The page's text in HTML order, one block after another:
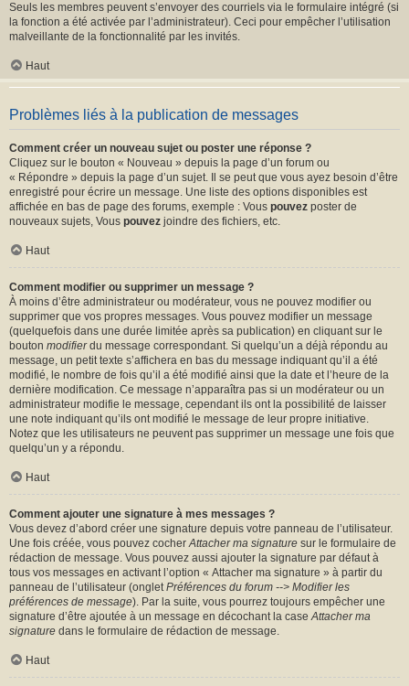
Seuls les membres peuvent s’envoyer des courriels via le formulaire intégré (si
la fonction a été activée par l’administrateur). Ceci pour empêcher l’utilisation
malveillante de la fonctionnalité par les invités.
Haut
Problèmes liés à la publication de messages
Comment créer un nouveau sujet ou poster une réponse ?
Cliquez sur le bouton « Nouveau » depuis la page d’un forum ou
« Répondre » depuis la page d’un sujet. Il se peut que vous ayez besoin d’être
enregistré pour écrire un message. Une liste des options disponibles est
affichée en bas de page des forums, exemple : Vous pouvez poster de
nouveaux sujets, Vous pouvez joindre des fichiers, etc.
Haut
Comment modifier ou supprimer un message ?
À moins d’être administrateur ou modérateur, vous ne pouvez modifier ou
supprimer que vos propres messages. Vous pouvez modifier un message
(quelquefois dans une durée limitée après sa publication) en cliquant sur le
bouton modifierdu message correspondant. Si quelqu’un a déjà répondu au
message, un petit texte s’affichera en bas du message indiquant qu’il a été
modifié, le nombre de fois qu’il a été modifié ainsi que la date et l’heure de la
dernière modification. Ce message n’apparaîtra pas si un modérateur ou un
administrateur modifie le message, cependant ils ont la possibilité de laisser
une note indiquant qu’ils ont modifié le message de leur propre initiative.
Notez que les utilisateurs ne peuvent pas supprimer un message une fois que
quelqu’un y a répondu.
Haut
Comment ajouter une signature à mes messages ?
Vous devez d’abord créer une signature depuis votre panneau de l’utilisateur.
Une fois créée, vous pouvez cocherAttacher ma signature sur le formulaire de
rédaction de message. Vous pouvez aussi ajouter la signature par défaut à
tous vos messages en activant l’option « Attacher ma signature » à partir du
panneau de l’utilisateur (ongletPréférences du forum --> Modifier les
préférences de message). Par la suite, vous pourrez toujours empêcher une
signature d’être ajoutée à un message en décochant la caseAttacher ma
signature dans le formulaire de rédaction de message.
Haut